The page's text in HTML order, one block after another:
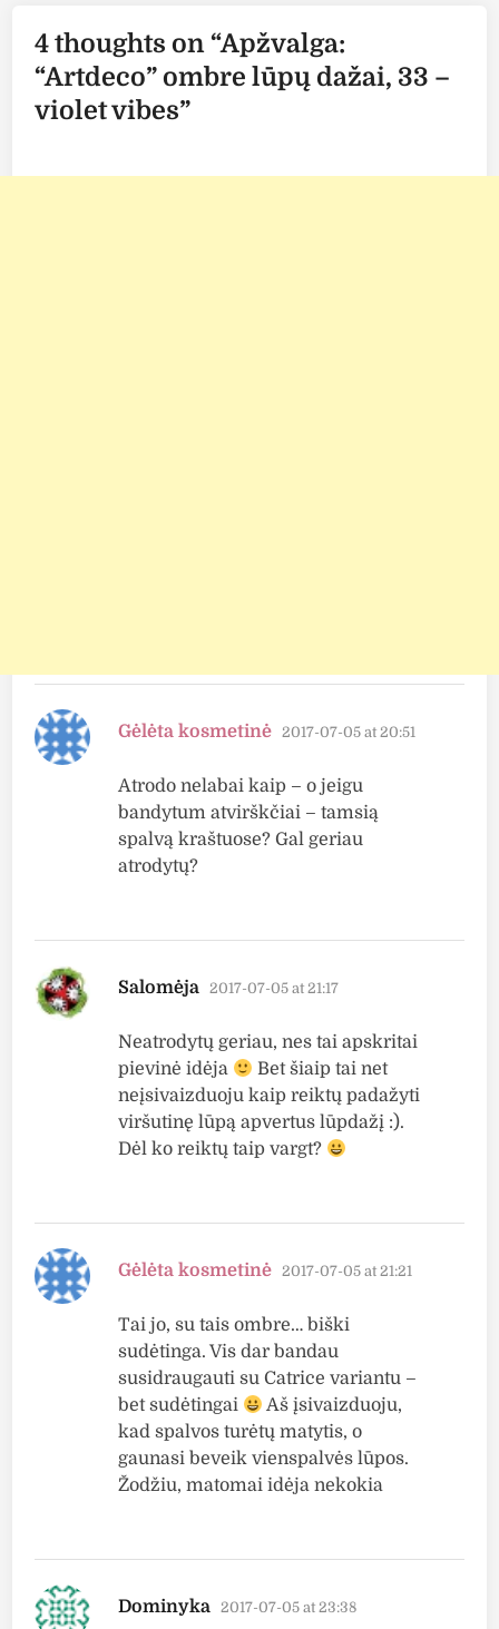
4 thoughts on “Apžvalga:
“Artdeco” ombre lūpų dažai, 33 –
violet vibes”
Gėlėta kosmetinė says:
2017-07-05 at 20:51
Atrodo nelabai kaip – o jeigu
bandytum atvirškčiai – tamsią
spalvą kraštuose? Gal geriau
atrodytų?
Salomėja says:
2017-07-05 at 21:17
Neatrodytų geriau, nes tai apskritai
pievinė idėja
Bet šiaip tai net
neįsivaizduoju kaip reiktų padažyti
viršutinę lūpą apvertus lūpdažį :).
Dėl ko reiktų taip vargt?
Gėlėta kosmetinė says:
2017-07-05 at 21:21
Tai jo, su tais ombre… biški
sudėtinga. Vis dar bandau
susidraugauti su Catrice variantu –
bet sudėtingai
Aš įsivaizduoju,
kad spalvos turėtų matytis, o
gaunasi beveik vienspalvės lūpos.
Žodžiu, matomai idėja nekokia
Dominyka says:
2017-07-05 at 23:38